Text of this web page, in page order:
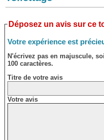
Déposez un avis sur ce
Votre expérience est
N'écrivez pas en majuscule,
100 caractères.
Titre de votre avis
Votre avis